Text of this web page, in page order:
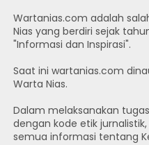
Wartanias.com adalah
Nias yang berdiri sejak
"Informasi dan Inspirasi".
Saat ini wartanias.com
Warta Nias.
Dalam melaksanakan
dengan kode etik
semua informasi tentang